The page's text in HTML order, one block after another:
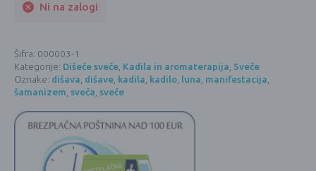
Ni na zalogi
Šifra: 000003-1
Kategorije: Dišeče sveče, Kadila in aromaterapija, Sveče
Oznake: dišava, dišave, kadila, kadilo, luna, manifestacija,
šamanizem, sveča, sveče